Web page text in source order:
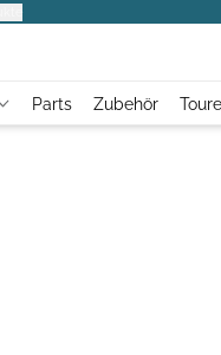
Parts Zubehör